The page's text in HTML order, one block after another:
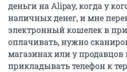
деньги на Alipay, когда у
наличных денег, и мне
электронный кошелек в
оплачивать, нужно
магазинах или у продавцов
прикладывать телефон к